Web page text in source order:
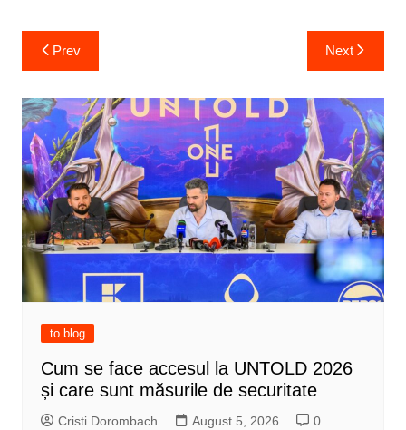
Post
navigation
Prev Next
to blog
Cum se face accesul la UNTOLD 2026
și care sunt măsurile de securitate
Cristi Dorombach August 5, 2026 0